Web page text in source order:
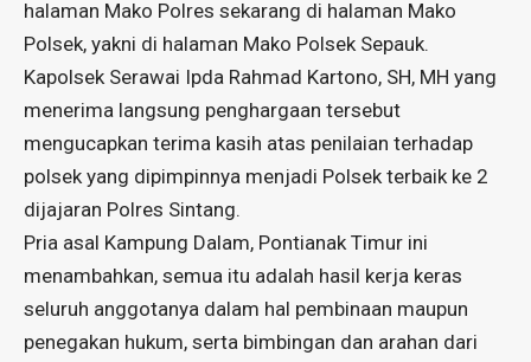
halaman Mako Polres sekarang di halaman Mako
Polsek, yakni di halaman Mako Polsek Sepauk.
Kapolsek Serawai Ipda Rahmad Kartono, SH, MH yang
menerima langsung penghargaan tersebut
mengucapkan terima kasih atas penilaian terhadap
polsek yang dipimpinnya menjadi Polsek terbaik ke 2
dijajaran Polres Sintang.
Pria asal Kampung Dalam, Pontianak Timur ini
menambahkan, semua itu adalah hasil kerja keras
seluruh anggotanya dalam hal pembinaan maupun
penegakan hukum, serta bimbingan dan arahan dari